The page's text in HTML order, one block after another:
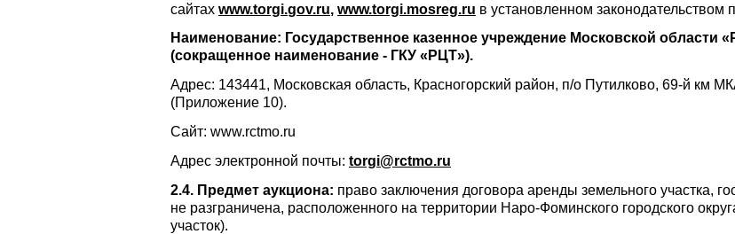
сайтах www.torgi.gov.ru, www.torgi.mosreg.ru в установленном законодательством
Наименование: Государственное казенное учреждение Московской области
(сокращенное наименование - ГКУ «РЦТ»).
Адрес: 143441, Московская область, Красногорский район, п/о Путилково, 69-й км
(Приложение 10).
Сайт: www.rctmo.ru
Адрес электронной почты: torgi@rctmo.ru
2.4. Предмет аукциона: право заключения договора аренды земельного участка,
не разграничена, расположенного на территории Наро-Фоминского городского
участок).